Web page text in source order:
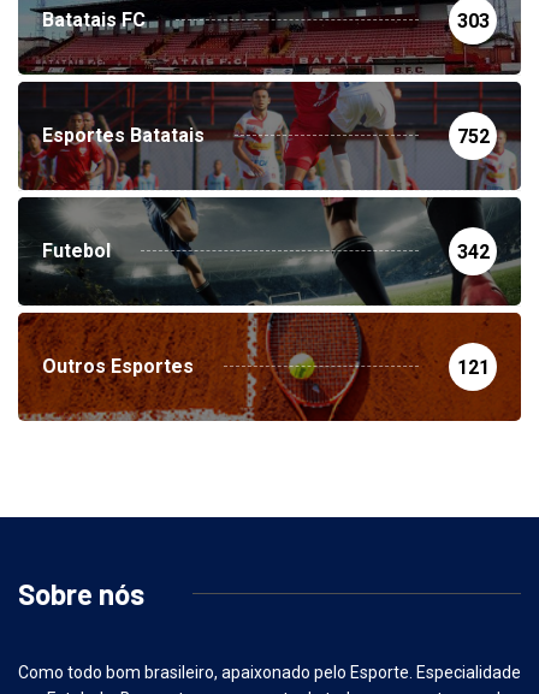
Batatais FC 303
Esportes Batatais 752
Futebol 342
Outros Esportes 121
Sobre nós
Como todo bom brasileiro, apaixonado pelo Esporte. Especialidade